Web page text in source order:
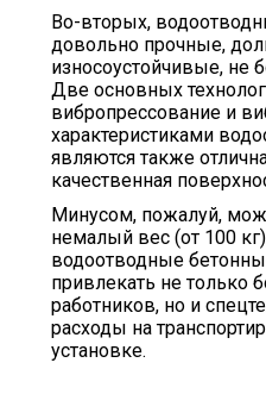
Во-вторых,
довольно прочные,
износоустойчивые, не
Две основных
вибропрессование и
характеристиками
являются также
качественная
Минусом, пожалуй,
немалый вес (от 100
водоотводные
привлекать не только
работников, но и
расходы на
установке.